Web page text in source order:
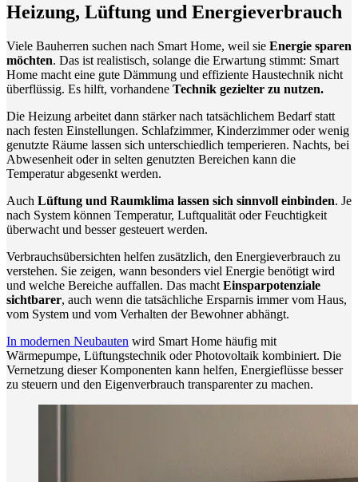
Heizung, Lüftung und Energieverbrauch
Viele Bauherren suchen nach Smart Home, weil sie Energie sparen
möchten. Das ist realistisch, solange die Erwartung stimmt: Smart
Home macht eine gute Dämmung und effiziente Haustechnik nicht
überflüssig. Es hilft, vorhandene Technik gezielter zu nutzen.
Die Heizung arbeitet dann stärker nach tatsächlichem Bedarf statt
nach festen Einstellungen. Schlafzimmer, Kinderzimmer oder wenig
genutzte Räume lassen sich unterschiedlich temperieren. Nachts, bei
Abwesenheit oder in selten genutzten Bereichen kann die
Temperatur abgesenkt werden.
Auch Lüftung und Raumklima lassen sich sinnvoll einbinden. Je
nach System können Temperatur, Luftqualität oder Feuchtigkeit
überwacht und besser gesteuert werden.
Verbrauchsübersichten helfen zusätzlich, den Energieverbrauch zu
verstehen. Sie zeigen, wann besonders viel Energie benötigt wird
und welche Bereiche auffallen. Das macht Einsparpotenziale
sichtbarer, auch wenn die tatsächliche Ersparnis immer vom Haus,
vom System und vom Verhalten der Bewohner abhängt.
In modernen Neubauten wird Smart Home häufig mit
Wärmepumpe, Lüftungstechnik oder Photovoltaik kombiniert. Die
Vernetzung dieser Komponenten kann helfen, Energieflüsse besser
zu steuern und den Eigenverbrauch transparenter zu machen.